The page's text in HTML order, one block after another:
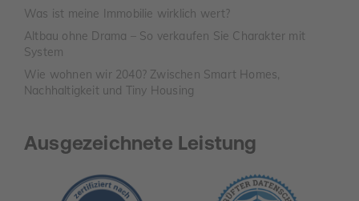
Was ist meine Immobilie wirklich wert?
Altbau ohne Drama – So verkaufen Sie Charakter mit
System
Wie wohnen wir 2040? Zwischen Smart Homes,
Nachhaltigkeit und Tiny Housing
Ausgezeichnete Leistung